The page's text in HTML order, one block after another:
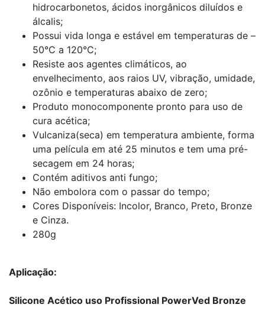
hidrocarbonetos, ácidos inorgânicos diluídos e
álcalis;
Possui vida longa e estável em temperaturas de –
50°C a 120°C;
Resiste aos agentes climáticos, ao
envelhecimento, aos raios UV, vibração, umidade,
ozônio e temperaturas abaixo de zero;
Produto monocomponente pronto para uso de
cura acética;
Vulcaniza(seca) em temperatura ambiente, forma
uma película em até 25 minutos e tem uma pré-
secagem em 24 horas;
Contém aditivos anti fungo;
Não embolora com o passar do tempo;
Cores Disponíveis: Incolor, Branco, Preto, Bronze
e Cinza.
280g
Aplicação:
Silicone Acético uso Profissional PowerVed Bronze